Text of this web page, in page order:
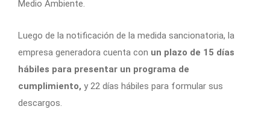
Medio Ambiente.
Luego de la notificación de la medida sancionatoria, la
empresa generadora cuenta con un plazo de 15 días
hábiles para presentar un programa de
cumplimiento, y 22 días hábiles para formular sus
descargos.